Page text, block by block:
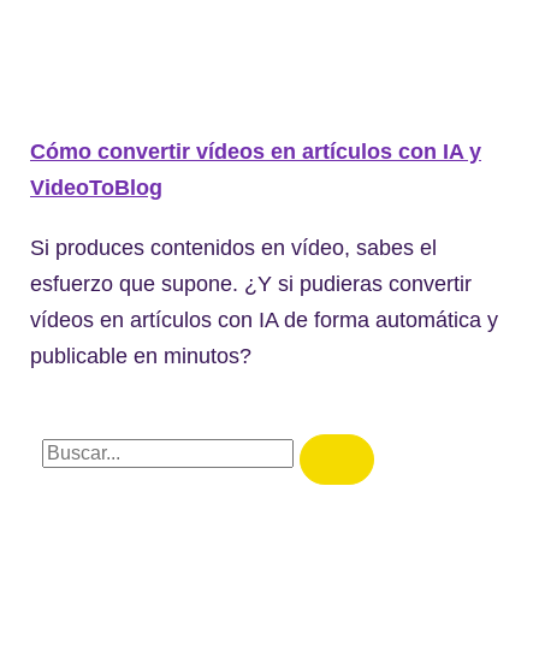
Cómo convertir vídeos en artículos con IA y
VideoToBlog
Si produces contenidos en vídeo, sabes el
esfuerzo que supone. ¿Y si pudieras convertir
vídeos en artículos con IA de forma automática y
publicable en minutos?